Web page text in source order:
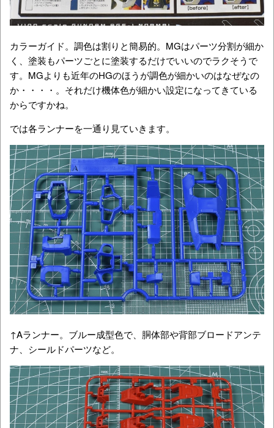
カラーガイド。調色は割りと簡易的。MGはパーツ分割が細か
く、塗装もパーツごとに塗装するだけでいいのでラクそうで
す。MGよりも近年のHGのほうが調色が細かいのはなぜなの
か・・・・。それだけ機体色が細かい設定になってきている
からですかね。
では各ランナーを一通り見ていきます。
↑Aランナー。ブルー成型色で、胴体部や背部ブロードアンテ
ナ、シールドパーツなど。